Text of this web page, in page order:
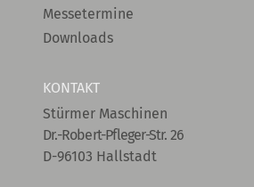
Messetermine
Downloads
KONTAKT
Stürmer Maschinen
Dr.-Robert-Pfleger-Str. 26
D-96103 Hallstadt